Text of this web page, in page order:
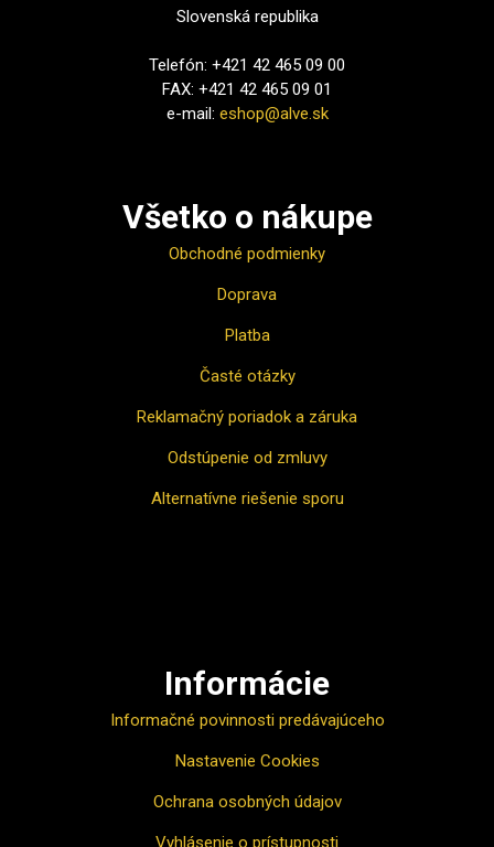
Slovenská republika
Telefón: +421 42 465 09 00
FAX: +421 42 465 09 01
e-mail: eshop@alve.sk
Všetko o nákupe
Obchodné podmienky
Doprava
Platba
Časté otázky
Reklamačný poriadok a záruka
Odstúpenie od zmluvy
Alternatívne riešenie sporu
Informácie
Informačné povinnosti predávajúceho
Nastavenie Cookies
Ochrana osobných údajov
Vyhlásenie o prístupnosti